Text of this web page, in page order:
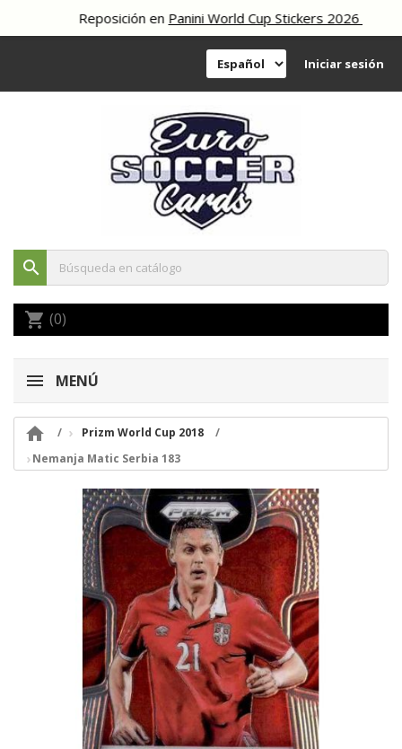
Reposición enPanini World Cup Stickers 2026
Iniciar sesión
search
shopping_cart (0)
MENÚ

Prizm World Cup 2018
Nemanja Matic Serbia 183